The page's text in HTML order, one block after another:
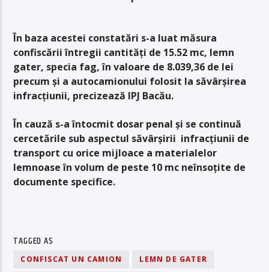
În baza acestei constatări s-a luat măsura
confiscării întregii cantități de 15.52 mc, lemn
gater, specia fag, în valoare de 8.039,36 de lei
precum și a autocamionului folosit la săvârșirea
infracțiunii, precizează IPJ Bacău.
În cauză s-a întocmit dosar penal și se continuă
cercetările sub aspectul săvârșirii infracțiunii de
transport cu orice mijloace a materialelor
lemnoase în volum de peste 10 mc neînsoțite de
documente specifice.
TAGGED AS
CONFISCAT UN CAMION LEMN DE GATER